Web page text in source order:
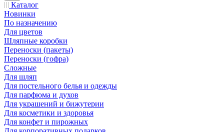
Каталог
Новинки
По назначению
Для цветов
Шляпные коробки
Переноски (пакеты)
Переноски (гофра)
Сложные
Для шляп
Для постельного белья и одежды
Для парфюма и духов
Для украшений и бижутерии
Для косметики и здоровья
Для конфет и пирожных